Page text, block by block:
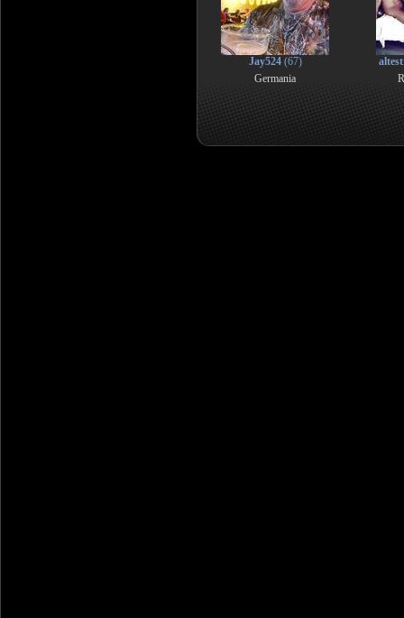
Jay524(67)
Germania